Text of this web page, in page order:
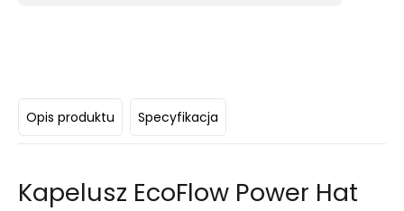
Opis produktu Specyfikacja
Kapelusz EcoFlow Power Hat